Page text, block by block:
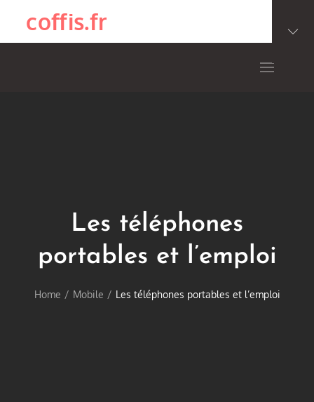
content
coffis.fr
Les téléphones
portables et l’emploi
Home Mobile Les téléphones portables et l’emploi